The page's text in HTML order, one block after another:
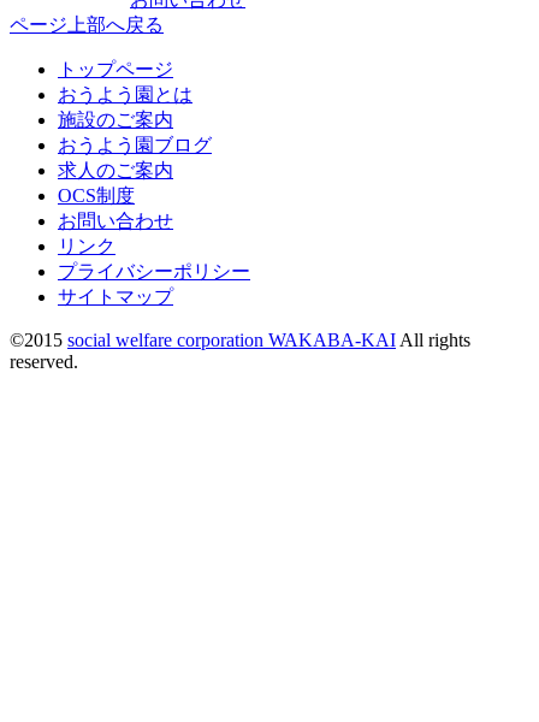
ページ上部へ戻る
トップページ
おうよう園とは
施設のご案内
おうよう園ブログ
求人のご案内
OCS制度
お問い合わせ
リンク
プライバシーポリシー
サイトマップ
©2015 social welfare corporation WAKABA-KAI All rights
reserved.